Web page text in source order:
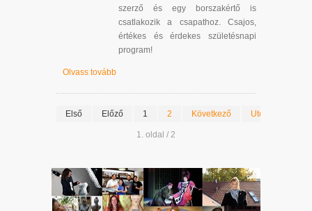
szerző és egy borszakértő is
csatlakozik a csapathoz. Csajos,
értékes és érdekes születésnapi
program!
Olvass tovább
Első Előző 1 2 Következő Utolsó
1. oldal / 2